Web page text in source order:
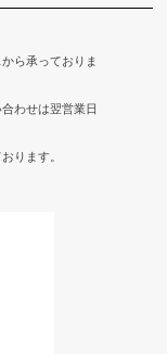
ら承っておりま
わせは翌営業日
ります。